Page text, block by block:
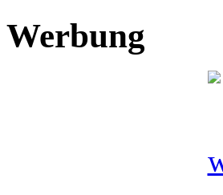
Werbung